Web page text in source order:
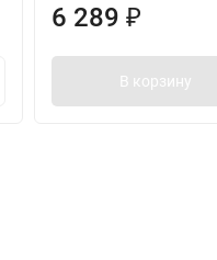
6 289 ₽
В корзину